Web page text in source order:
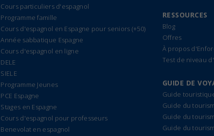
Cours particuliers d'espagnol
Programme famille
Cours d'espagnol en Espagne pour seniors (+50)
Année sabbatique Espagne
Cours d'espagnol en ligne
DELE
SIELE
Programme Jeunes
PCE Espagne
Stages en Espagne
Cours d'espagnol pour professeurs
Benevolat en espagnol
RESSOURCES
Blog
Offres
À propos
Test de niveau
GUIDE DE
Guide
Guide du
Guide du
Guide du